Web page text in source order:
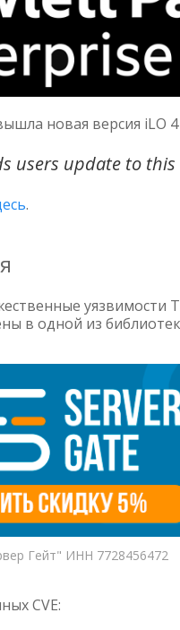
новая версия iLO
users update to
.
уязвимости
в одной из
Гейт" ИНН 7728456472
CVE: